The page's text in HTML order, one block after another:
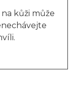
kůži může